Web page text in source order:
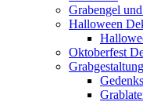
Grabengel
Halloween
Oktoberfest